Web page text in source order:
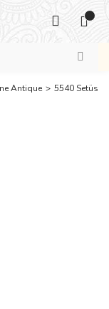
Antique 5540 Setüstü